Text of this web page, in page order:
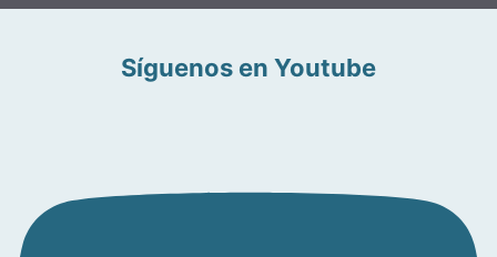
Síguenos en Youtube